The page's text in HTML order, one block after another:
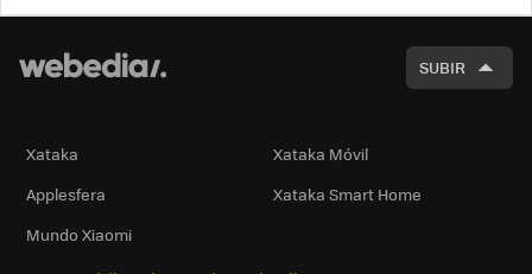
SUBIR
Xataka
Xataka Móvil
Applesfera
Xataka Smart Home
Mundo Xiaomi